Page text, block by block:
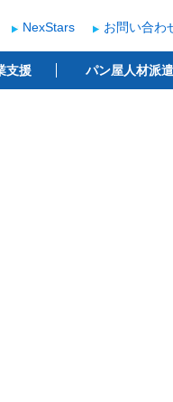
NexStars お問い合わ
支援 パン屋人材派遣